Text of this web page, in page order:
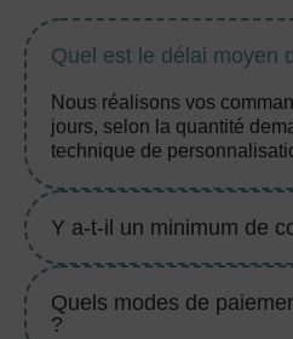
Quel est le délai moyen
Nous réalisons vos
jours, selon la quantité
technique de
Y a-t-il un minimum de
Quels modes de
?